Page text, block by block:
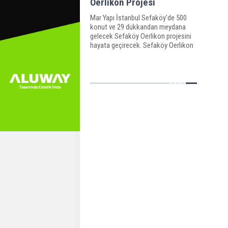
Oerlikon Projesi
Mar Yapı İstanbul Sefaköy'de 500
konut ve 29 dükkandan meydana
gelecek Sefaköy Oerlikon projesini
hayata geçirecek. Sefaköy Oerlikon